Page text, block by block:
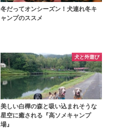
冬だってオンシーズン！犬連れ冬キ
ャンプのススメ
犬と外遊び
美しい白樺の森と吸い込まれそうな
星空に癒される『高ソメキャンプ
場』